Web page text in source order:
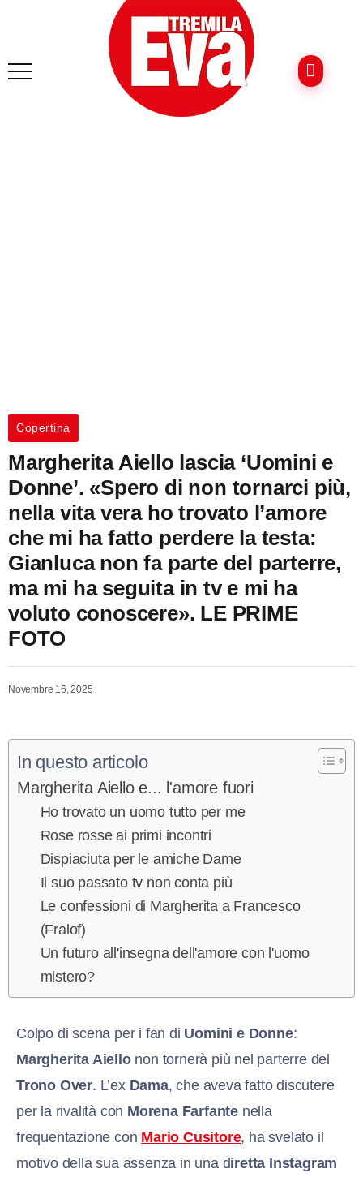
Copertina
Margherita Aiello lascia ‘Uomini e
Donne’. «Spero di non tornarci più,
nella vita vera ho trovato l’amore
che mi ha fatto perdere la testa:
Gianluca non fa parte del parterre,
ma mi ha seguita in tv e mi ha
voluto conoscere». LE PRIME
FOTO
Novembre 16, 2025
In questo articolo
Margherita Aiello e... l'amore fuori
Ho trovato un uomo tutto per me
Rose rosse ai primi incontri
Dispiaciuta per le amiche Dame
Il suo passato tv non conta più
Le confessioni di Margherita a Francesco
(Fralof)
Un futuro all'insegna dell'amore con l'uomo
mistero?
Colpo di scena per i fan di Uomini e Donne:
Margherita Aiellonon tornerà più nel parterre del
Trono Over. L’ex Dama, che aveva fatto discutere
per la rivalità con Morena Farfante nella
frequentazione con Mario Cusitore, ha svelato il
motivo della sua assenza in una diretta Instagram